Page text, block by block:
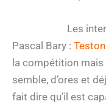
Les
Pascal Bary :
la compétition
semble, d’ores et
fait dire qu’il est